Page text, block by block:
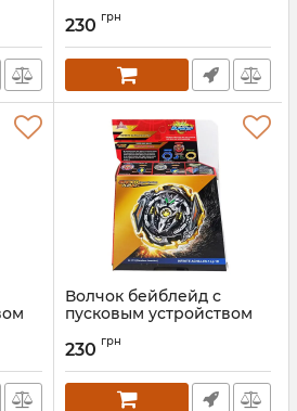
Helios Volcano
Артикул: B174-02
230 грн
Волчок бейблейд с
пусковым устройством
B173-02 Infinite Achilles
Артикул: B173-02
230 грн